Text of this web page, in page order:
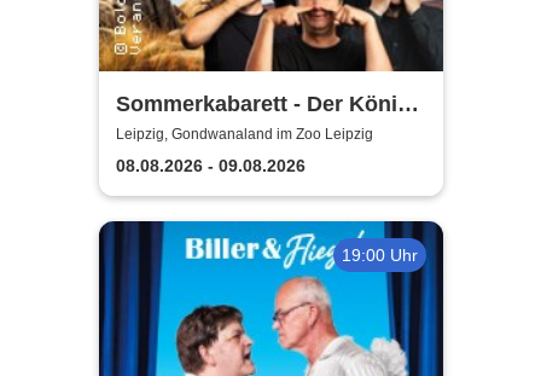
Sommerkabarett - Der König
der Blöden 2 | Central
Kabarett Leipzig
Leipzig, Gondwanaland im Zoo Leipzig
08.08.2026 - 09.08.2026
19:00 Uhr